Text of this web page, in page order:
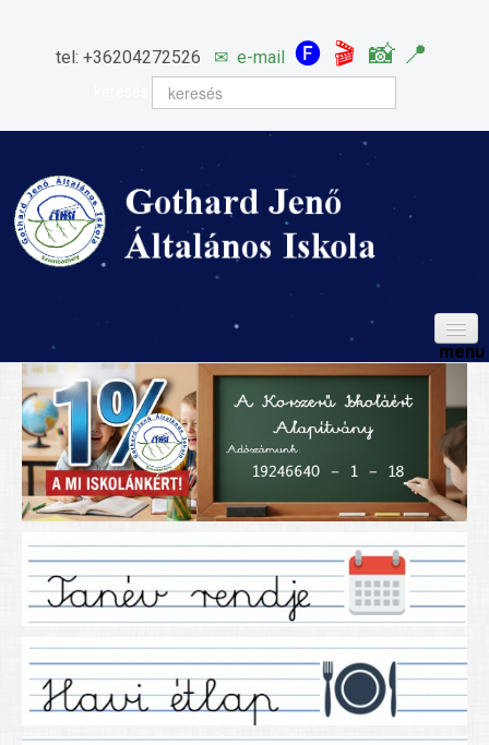
tel: +36204272526 ✉ e-mail 🅕 🎬 📸 📍
HÍREINK
ISKOLÁNK
Igazgatói köszöntő
Iskolánkról
Ez a tanévünk
Tanáraink
Tanéveink
Régebbi tanéveink
2021/2022 tanév
2012/2013. tanév